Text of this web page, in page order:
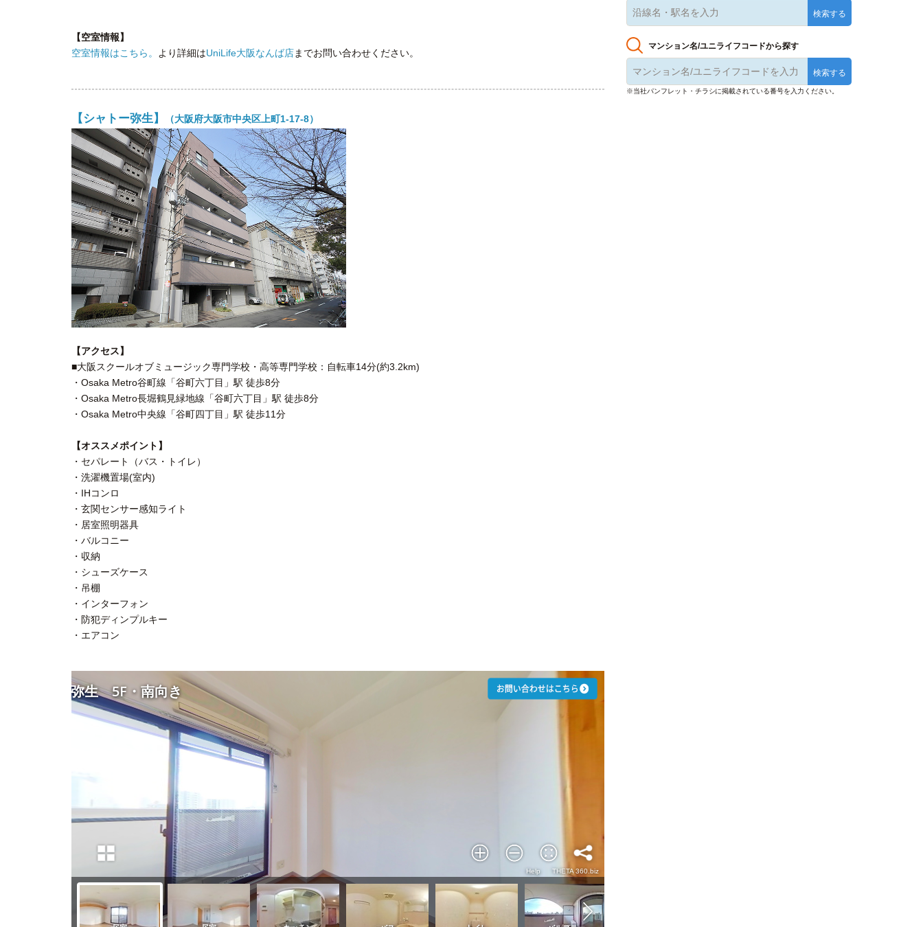
【空室情報】
空室情報はこちら。 より詳細はUniLife大阪なんば店までお問い合わせください。
【シャトー弥生】 （大阪府大阪市中央区上町1-17-8）
【アクセス】
■大阪スクールオブミュージック専門学校・高等専門学校：自転車14分(約3.2km)
・Osaka Metro谷町線「谷町六丁目」駅 徒歩8分
・Osaka Metro長堀鶴見緑地線「谷町六丁目」駅 徒歩8分
・Osaka Metro中央線「谷町四丁目」駅 徒歩11分
【オススメポイント】
・セパレート（バス・トイレ）
・洗濯機置場(室内)
・IHコンロ
・玄関センサー感知ライト
・居室照明器具
・バルコニー
・収納
・シューズケース
・吊棚
・インターフォン
・防犯ディンプルキー
・エアコン
マンション名/ユニライフコードから探す
※当社パンフレット・チラシに掲載されている番号を入力ください。